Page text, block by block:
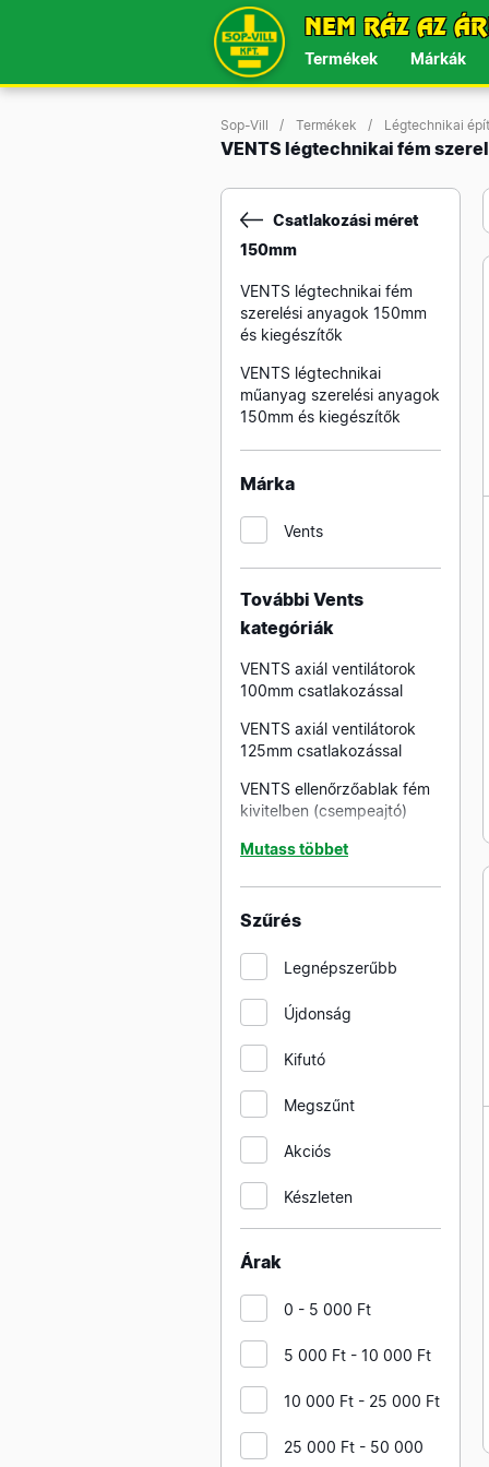
NEM RÁZ AZ
Termékek Márkák
Sop-Vill Termékek Légtechnikai
VENTS légtechnikai fém
Csatlakozási méret
150mm
VENTS légtechnikai fém
szerelési anyagok 150mm
és kiegészítők
VENTS légtechnikai
műanyag szerelési anyagok
150mm és kiegészítők
Márka
Vents
További Vents
kategóriák
VENTS axiál ventilátorok
100mm csatlakozással
VENTS axiál ventilátorok
125mm csatlakozással
VENTS ellenőrzőablak fém
kivitelben (csempeajtó)
VENTS ellenőrzőablak fém
(csempeajtó)
VENTS ellenőrzőablak
müanyag kivitelben
(csempeajtó)
VENTS légtechnikai fém
és kiegészítők
VENTS légtechnikai fém
szerelési anyagok 125mm
és kiegészítők
szerelési anyagok 200mm
VENTS légtechnikai fém
és kiegészítők
VENTS légtechnikai fém
szerelési anyagok 315mm
és kiegészítők
szerelési anyagok 80mm és
Mutass többet
Szűrés
Legnépszerűbb
Újdonság
Kifutó
Megszűnt
Akciós
Készleten
Árak
0 - 5 000 Ft
5 000 Ft - 10 000 Ft
10 000 Ft - 25 000 Ft
25 000 Ft - 50 000